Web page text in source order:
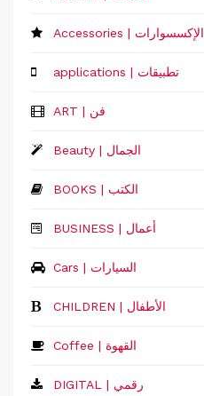
Accessories | الإكسسوارات
applications | تطبيقات
ART | فن
Beauty | الجمال
BOOKS | الكتب
‏BUSINESS | أعمال
Cars | السيارات
CHILDREN | الأطفال
Coffee | القهوة
DIGITAL | رقمي